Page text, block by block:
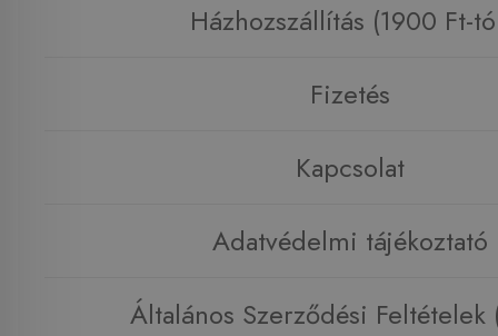
Házhozszállítás (1900 Ft-
Fizetés
Kapcsolat
Adatvédelmi tájékoztató
Általános Szerződési Feltételek